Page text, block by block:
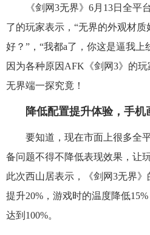
《剑网3无界》6月13日全平
了的玩家表示，“无界的外观材
好？”，“我都a了，你这是逼我
因为各种原因AFK《剑网3》的
无界端一探究竟！
降低配置提升体验，手机
要知道，现在市面上很多全平
备问题不得不降低表现效果，让
此次西山居表示，《剑网3无界
提升20%，游戏时的温度降低
达到100%。